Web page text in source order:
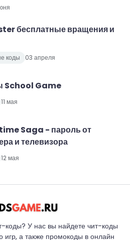
бесплатные вращения и
коды 03 апреля
School Game
11 мая
Saga - пароль от
и телевизора
12 мая
коды? У нас вы найдете чит-коды
игр, а также промокоды в онлайн